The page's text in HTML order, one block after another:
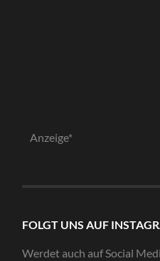
Anzeige*
FOLGT UNS AUF
Werdet auch auf Social